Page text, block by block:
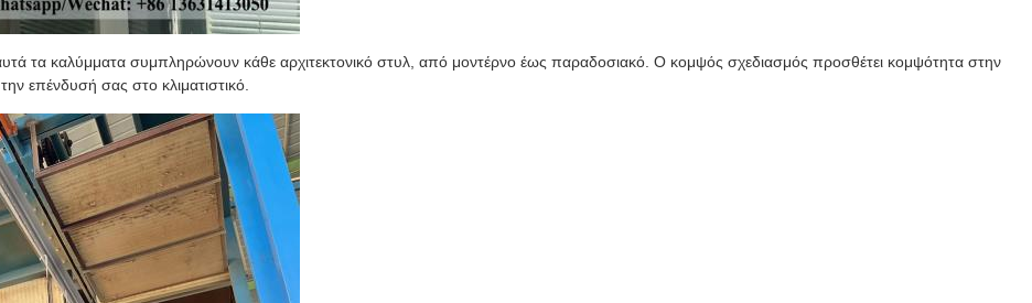
τα καλύμματα συμπληρώνουν κάθε αρχιτεκτονικό στυλ, από μοντέρνο έως παραδοσιακό. Ο κομψός σχεδιασμός προσθέτει κομψότητα στην
επένδυσή σας στο κλιματιστικό.